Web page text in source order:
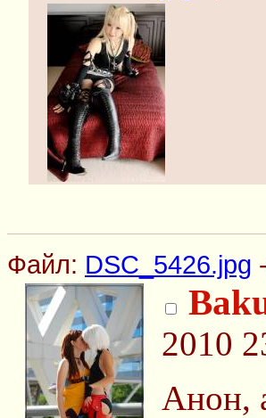
Файл: DSC_5426.jpg
2010
Анон,